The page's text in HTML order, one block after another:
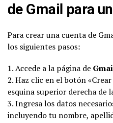
de Gmail para
Para crear una cuenta de
los siguientes pasos:
1. Accede a la página de
2. Haz clic en el botón
esquina superior derecha de
3. Ingresa los datos
incluyendo tu nombre,